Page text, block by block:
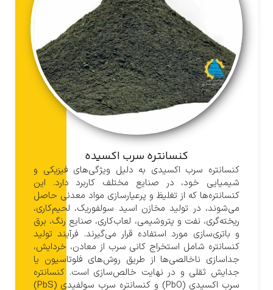
کنسانتره سرب اکسیده
کنسانتره سرب اکسیدی به دلیل ویژگی‌های فیزیکی و
شیمیایی خود، در صنایع مختلف کاربرد دارد. این
کنسانتره‌ها که از تغلیظ و پرعیارسازی مواد معدنی حاصل
می‌شوند، در تولید مخازن اسید سولفوریک، لحیم‌کاری،
ریخته‌گری، نفت و پتروشیمی، لعاب‌کاری، صنایع رنگ، برق
و باتری‌سازی مورد استفاده قرار می‌گیرند. فرآیند تولید
کنسانتره شامل استخراج کانی سرب از معادن، خردایش،
جداسازی ناخالصی‌ها از طریق روش‌های فلوتاسیون یا
جدایش ثقلی و در نهایت خالص‌سازی است. کنسانتره
سرب اکسیدی (PbO) و کنسانتره سرب سولفیدی (PbS)